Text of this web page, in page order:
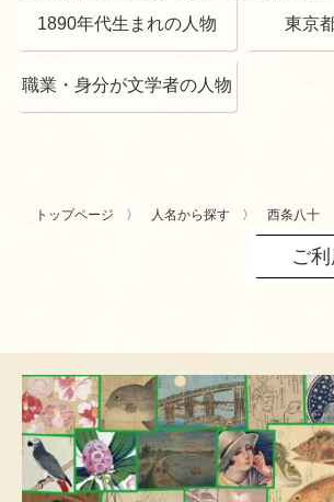
1890年代生まれの人物
東京
職業・身分が文学者の人物
トップページ 人名から探す 西条八十
ご